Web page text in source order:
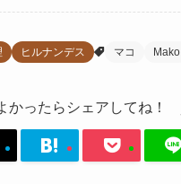
ヒルナンデス マコ Mako
かったらシェアしてね！